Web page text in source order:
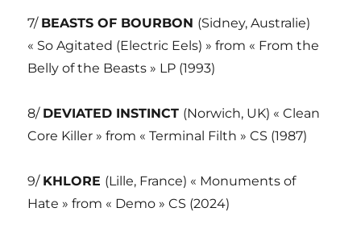
7/ BEASTS OF BOURBON (Sidney, Australie)
« So Agitated (Electric Eels) » from « From the
Belly of the Beasts » LP (1993)
8/ DEVIATED INSTINCT (Norwich, UK) « Clean
Core Killer » from « Terminal Filth » CS (1987)
9/ KHLORE (Lille, France) « Monuments of
Hate » from « Demo » CS (2024)